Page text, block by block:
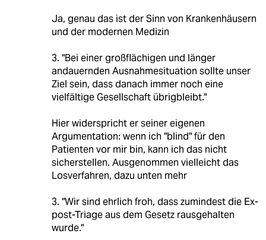
Ja, genau das ist der Sinn von Krankenhäusern
und der modernen Medizin
3. "Bei einer großflächigen und länger
andauernden Ausnahmesituation sollte unser
Ziel sein, dass danach immer noch eine
vielfältige Gesellschaft übrigbleibt."
Hier widerspricht er seiner eigenen
Argumentation: wenn ich "blind" für den
Patienten vor mir bin, kann ich das nicht
sicherstellen. Ausgenommen vielleicht das
Losverfahren, dazu unten mehr
3. "Wir sind ehrlich froh, dass zumindest die Ex-
post-Triage aus dem Gesetz rausgehalten
wurde."